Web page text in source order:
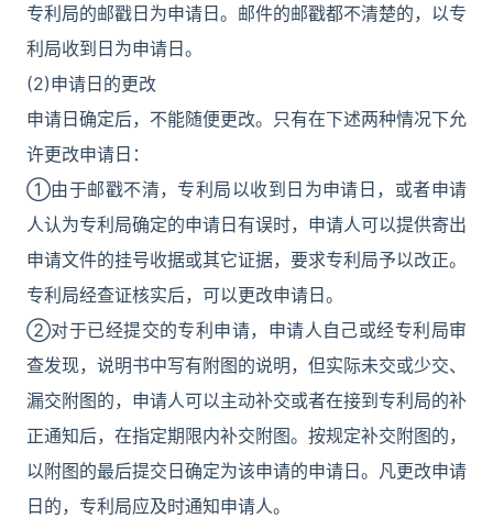
专利局的邮戳日为申请日。邮件的邮戳都不清楚的，以专
利局收到日为申请日。
(2)申请日的更改
申请日确定后，不能随便更改。只有在下述两种情况下允
许更改申请日：
①由于邮戳不清，专利局以收到日为申请日，或者申请
人认为专利局确定的申请日有误时，申请人可以提供寄出
申请文件的挂号收据或其它证据，要求专利局予以改正。
专利局经查证核实后，可以更改申请日。
②对于已经提交的专利申请，申请人自己或经专利局审
查发现，说明书中写有附图的说明，但实际未交或少交、
漏交附图的，申请人可以主动补交或者在接到专利局的补
正通知后，在指定期限内补交附图。按规定补交附图的，
以附图的最后提交日确定为该申请的申请日。凡更改申请
日的，专利局应及时通知申请人。